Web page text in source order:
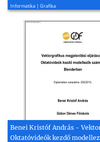
Informatika | Grafika
Benei Kristóf András -
Oktatóvideók kezdő